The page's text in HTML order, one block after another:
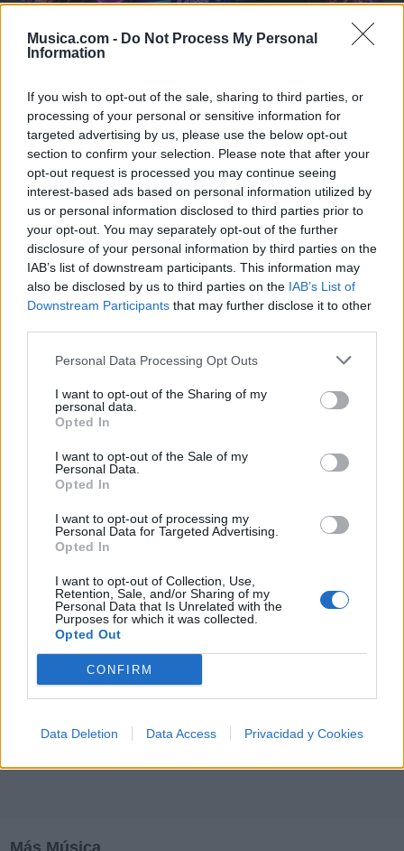
Musica.com - Do Not Process My Personal
Information
If you wish to opt-out of the sale, sharing to third parties, or
processing of your personal or sensitive information for
targeted advertising by us, please use the below opt-out
section to confirm your selection. Please note that after your
opt-out request is processed you may continue seeing
interest-based ads based on personal information utilized by
us or personal information disclosed to third parties prior to
your opt-out. You may separately opt-out of the further
disclosure of your personal information by third parties on the
IAB’s list of downstream participants. This information may
also be disclosed by us to third parties on the IAB’s List of
Downstream Participants that may further disclose it to other
Personal Data Processing Opt Outs
I want to opt-out of the Sharing of my
personal data.
Opted In
I want to opt-out of the Sale of my
Personal Data.
Opted In
I want to opt-out of processing my
Personal Data for Targeted Advertising.
Opted In
I want to opt-out of Collection, Use,
Retention, Sale, and/or Sharing of my
Personal Data that Is Unrelated with the
Purposes for which it was collected.
Opted Out
CONFIRM
Data Deletion Data Access Privacidad y Cookies
🪐🚀 Canciones para Ver las Estrellas:
Psicodelia y Space Rock 🎸✨
🌌🚀 Viaje intergaláctico: la mejor selección de
psicodelia, space rock y atmósferas cósmicas para
tus noches de astronomía. 🪐🎸 Desconecta, mira
esta colección para tu próxima noche estrellada!
Letras Top Artistas Playlists
N O P W
Más Música